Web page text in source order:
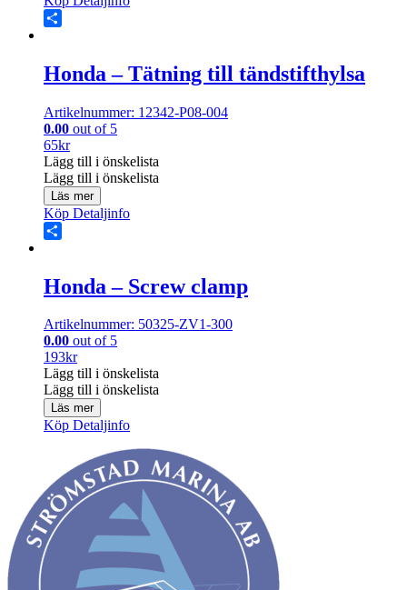
Honda – Tätning till tändstifthylsa
Artikelnummer: 12342-P08-004
0.00 out of 5
65kr
Lägg till i önskelista
Lägg till i önskelista
Läs mer
Köp Detaljinfo
Honda – Screw clamp
Artikelnummer: 50325-ZV1-300
0.00 out of 5
193kr
Lägg till i önskelista
Lägg till i önskelista
Läs mer
Köp Detaljinfo